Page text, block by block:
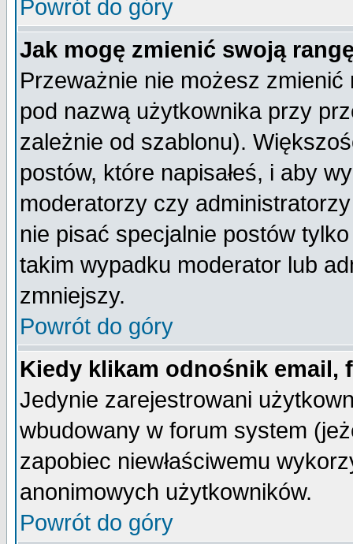
Powrót do góry
Jak mogę zmienić swoją
Przeważnie nie możesz
pod nazwą użytkownika przy
zależnie od szablonu).
postów, które napisałeś, i aby
moderatorzy czy
nie pisać specjalnie postów
takim wypadku moderator lub
zmniejszy.
Powrót do góry
Kiedy klikam odnośnik email,
Jedynie zarejestrowani
wbudowany w forum system
zapobiec niewłaściwemu
anonimowych użytkowników.
Powrót do góry